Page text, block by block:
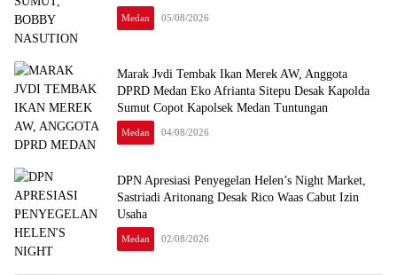
Medan 05/08/2026
Marak Jvdi Tembak Ikan Merek AW, Anggota
DPRD Medan Eko Afrianta Sitepu Desak Kapolda
Sumut Copot Kapolsek Medan Tuntungan
Medan 04/08/2026
DPN Apresiasi Penyegelan Helen’s Night Market,
Sastriadi Aritonang Desak Rico Waas Cabut Izin
Usaha
Medan 02/08/2026